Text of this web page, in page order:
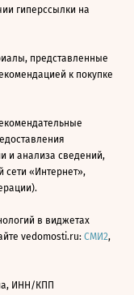
гиперссылки на
представленные
к покупке
и анализа сведений,
сети «Интернет»,
в виджетах
vedomosti.ru: СМИ2,
ИНН/КПП